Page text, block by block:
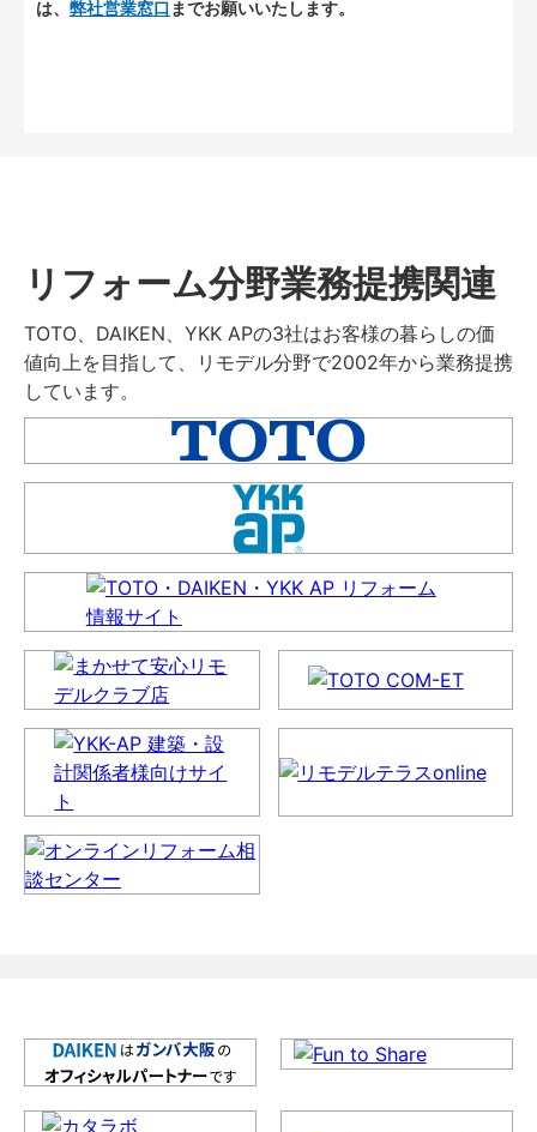
は、 弊社営業窓口 までお願いいたします。
リフォーム分野業務提携関連
TOTO、DAIKEN、YKK APの3社はお客様の暮らしの価
値向上を目指して、リモデル分野で2002年から業務提携
しています。